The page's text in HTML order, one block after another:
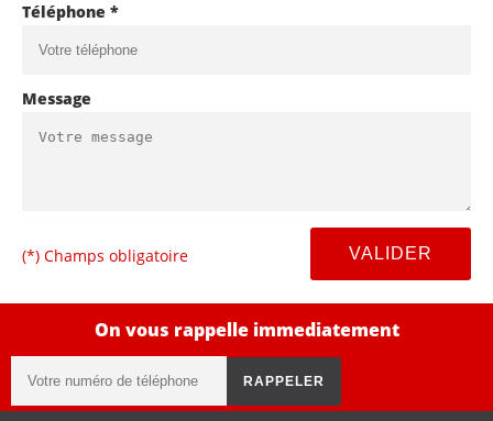
Téléphone *
Message
(*) Champs obligatoire
On vous rappelle immediatement